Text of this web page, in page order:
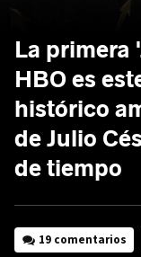
La primera
HBO es
histórico
de Julio
de tiempo
19 comentarios